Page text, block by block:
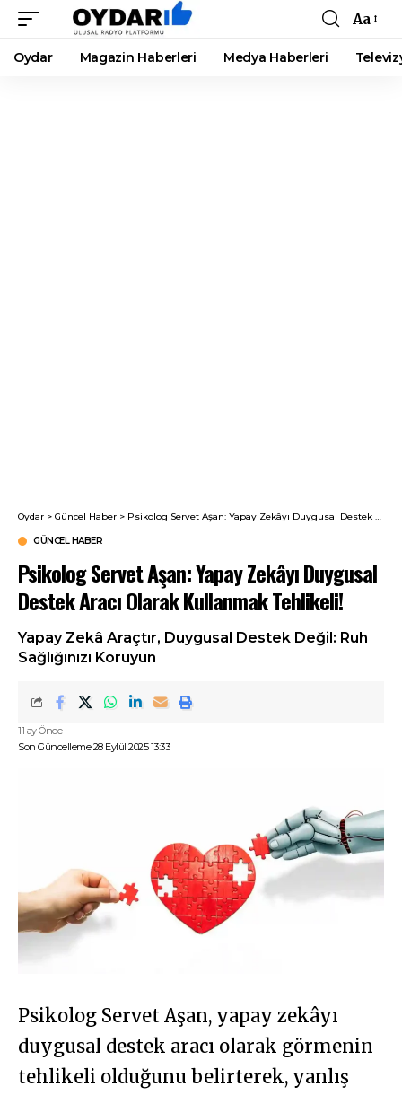
Font
Resizer
Aa
Oydar Magazin Haberleri Medya Haberleri
Oydar > Güncel Haber > Psikolog Servet Aşan: Yapay Zekâyı Duygusal Destek Aracı Olarak Kullanmak Tehlikeli!
GÜNCEL HABER
Psikolog Servet Aşan: Yapay Zekâyı Duygusal
Destek Aracı Olarak Kullanmak Tehlikeli!
Yapay Zekâ Araçtır, Duygusal Destek Değil: Ruh
Sağlığınızı Koruyun
Son Güncelleme 28 Eylül 2025 13:33
11 ay Önce
Psikolog Servet Aşan, yapay zekâyı
duygusal destek aracı olarak görmenin
tehlikeli olduğunu belirterek, yanlış